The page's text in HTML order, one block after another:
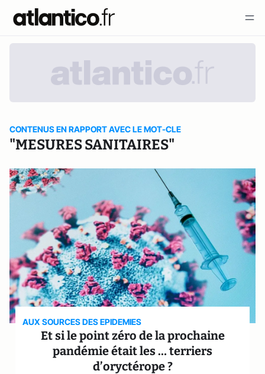
CONTENUS EN RAPPORT AVEC LE MOT-CLE
"MESURES SANITAIRES"
AUX SOURCES DES EPIDEMIES
Et si le point zéro de la prochaine
pandémie était les … terriers
d’oryctérope ?